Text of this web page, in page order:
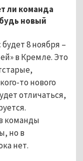
ли команда
новый
8 ноября –
в Кремле. Это
то нового
отличаться,
команды
но в
нет.